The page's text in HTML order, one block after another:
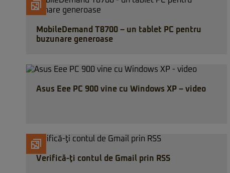
MobileDemand T8700 – un tablet PC pentru
buzunare generoase
Asus Eee PC 900 vine cu Windows XP – video
Verifică-ţi contul de Gmail prin RSS